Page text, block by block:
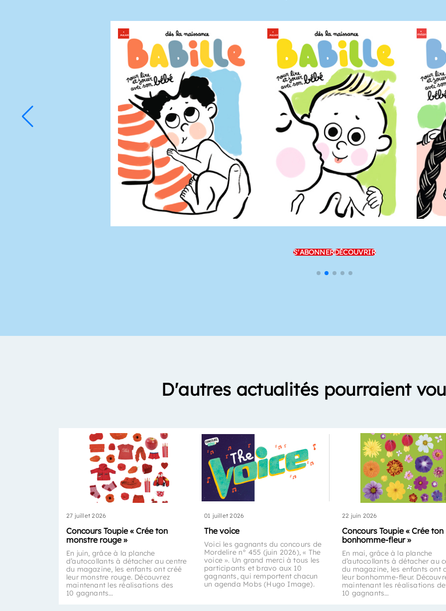
S'ABONNERDÉCOUVRIR
D'autres actualités pourraient
27 juillet 2026
Concours Toupie « Crée ton
monstre rouge »
En juin, grâce à la planche
d’autocollants à détacher au centre
du magazine, les enfants ont créé
leur monstre rouge. Découvrez
maintenant les réalisations des
10 gagnants…
01 juillet 2026
The voice
Voici les gagnants du concours de
Mordelire n° 455 (juin 2026), « The
voice ». Un grand merci à tous les
participants et bravo aux 10
gagnants, qui remportent chacun
un agenda Mobs (Hugo Image).
22 juin 2026
Concours Toupie « Crée ton
bonhomme-fleur »
En mai, grâce à la planche
d’autocollants à détacher au
du magazine, les enfants ont
leur bonhomme-fleur.
maintenant les réalisations
10 gagnants…